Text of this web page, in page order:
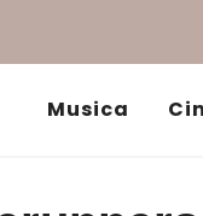
Musica